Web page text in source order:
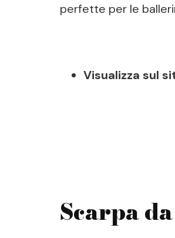
perfette per le
Visualizza sul
Scarpa